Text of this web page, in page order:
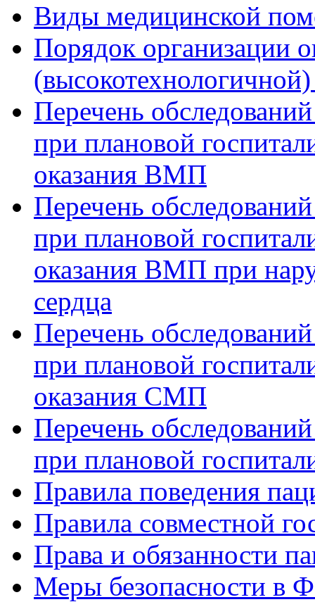
Виды медицинской
Порядок организации
Перечень
при плановой
оказания ВМП
Перечень
при плановой
оказания ВМП при
сердца
Перечень
при плановой
оказания СМП
Перечень
при плановой
Правила поведения
Правила совместной
Права и обязанности
Меры безопасности в